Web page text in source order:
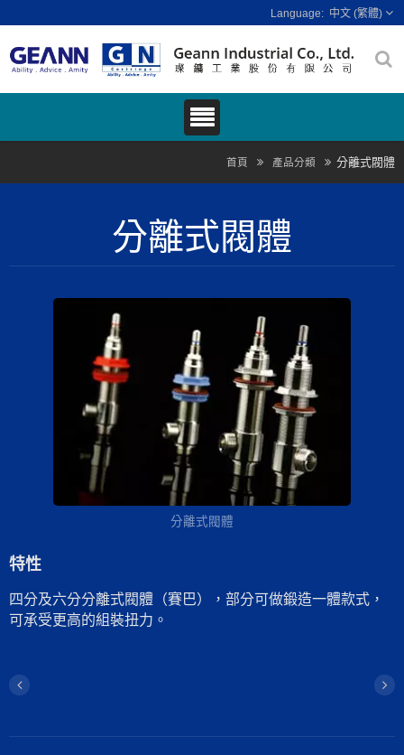
中文 (繁體)
首頁 產品分類 分離式閥體
分離式閥體
分離式閥體
特性
四分及六分分離式閥體（賽巴），部分可做鍛造一體款式，
可承受更高的組裝扭力。